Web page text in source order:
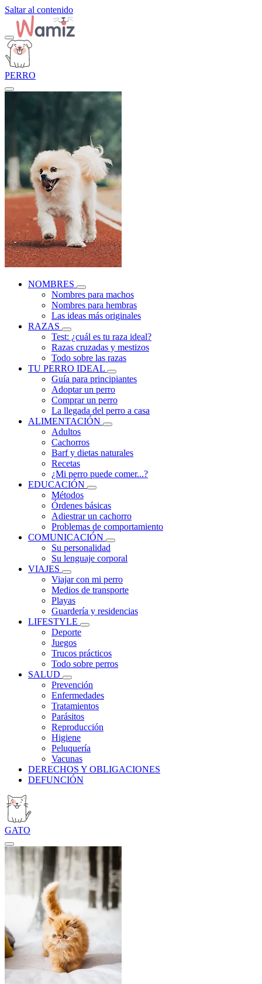
Saltar al contenido
PERRO
NOMBRES
Nombres para machos
Nombres para hembras
Las ideas más originales
RAZAS
Test: ¿cuál es tu raza ideal?
Razas cruzadas y mestizos
Todo sobre las razas
TU PERRO IDEAL
Guía para principiantes
Adoptar un perro
Comprar un perro
La llegada del perro a casa
ALIMENTACIÓN
Adultos
Cachorros
Barf y dietas naturales
Recetas
¿Mi perro puede comer...?
EDUCACIÓN
Métodos
Órdenes básicas
Adiestrar un cachorro
Problemas de comportamiento
COMUNICACIÓN
Su personalidad
Su lenguaje corporal
VIAJES
Viajar con mi perro
Medios de transporte
Playas
Guardería y residencias
LIFESTYLE
Deporte
Juegos
Trucos prácticos
Todo sobre perros
SALUD
Prevención
Enfermedades
Tratamientos
Parásitos
Reproducción
Higiene
Peluquería
Vacunas
DERECHOS Y OBLIGACIONES
DEFUNCIÓN
GATO